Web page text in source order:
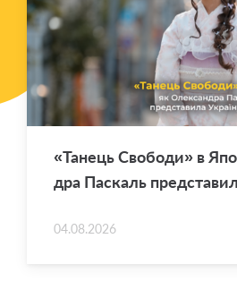
«Та­нець Сво­бо­ди» в
дра Па­скаль
04.08.2026